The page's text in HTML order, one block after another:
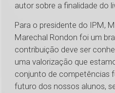
autor sobre a finalidade do
Para o presidente do IPM,
Marechal Rondon foi um
contribuição deve ser
uma valorização que
conjunto de competências
futuro dos nossos alunos,